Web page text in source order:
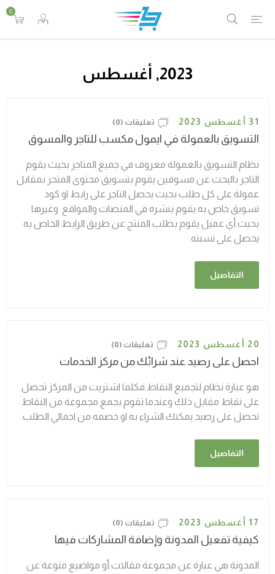
0
2023, أغسطس
31 أغسطس 2023 تعليقات (0)
التسويق بالعمولة في ايمول مكسب للتاجر والمسوق
نظام التسويق بالعمولة معروف في جميع المتاجر بحيث يقوم
التاجر بالبحث عن مسوقين يقوم بتسويق محتوى المتجر بمقابل
عمولة على كل طلب بحيث يحصل التاجر على رابط او كود
تسويق خاص به يقوم بنشره في المنصات والمواقع وغيرها
بحيث أي عميل يقوم بطلب المنتج عن طريق الرابط الخاص به
يحصل على نسبته.
التفاصيل
20 أغسطس 2023 تعليقات (0)
احصل على رصيد عند شرائك من مركز الخدمات
هو عبارة نظام لتجميع النقاط فكلما اشتريت من المركز تحصل
على نقاط مقابل ذلك وعندما تقوم بجمع مجموعة من النقاط
تحصل على رصيد يمكنك الشراء به او خصمه من اجمالي الطلب.
التفاصيل
17 أغسطس 2023 تعليقات (0)
كيفية تفعيل المدونة وإضافة المشاركات فيها
المدونة هي عبارة عن مجموعة مقالات أو مواضيع منوعة عن